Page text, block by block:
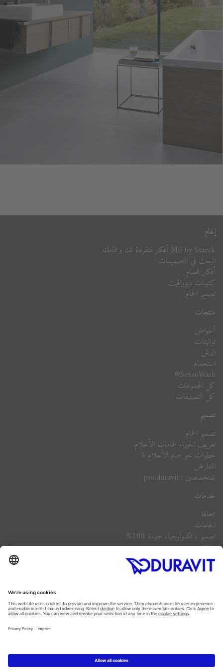
إلهام
ME by Starck أفكار متفردة لك ولحمامك
البحث في التصميمات
أفكار للحمام
كتيبات ديوراڨيت
تصميم الحمام
منتجات
أحواض
تواليتات
الدش
استحمام
SensoWash®
كل المجموعات
كل التصنيفات
تصميم
تصميم الحمام
تعريف الخبراء لحمامات الأحلام
خطوات نحو حمام الأحلام 5
المعارض
للمتخصصين : pro.duravit
خدمات
صحافة
الخامات
تصميم ، تكنولوجيا، جودة 100%
وظائف
الشركة
أسئلة مكررة
Facebook
Instagram